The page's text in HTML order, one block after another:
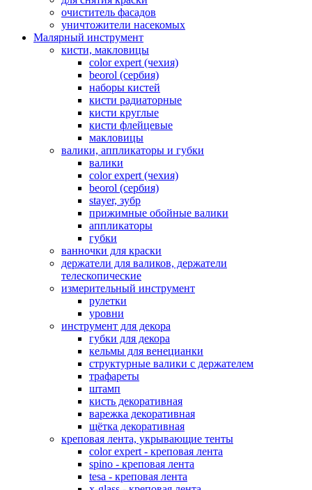
очиститель фасадов
уничтожители насекомых
Малярный инструмент
кисти, макловицы
color expert (чехия)
beorol (сербия)
наборы кистей
кисти радиаторные
кисти круглые
кисти флейцевые
макловицы
валики, аппликаторы и губки
валики
color expert (чехия)
beorol (сербия)
stayer, зубр
прижимные обойные валики
аппликаторы
губки
ванночки для краски
держатели для валиков, держатели
телескопические
измерительный инструмент
рулетки
уровни
инструмент для декора
губки для декора
кельмы для венецианки
структурные валики с держателем
трафареты
штамп
кисть декоративная
варежка декоративная
щётка декоративная
креповая лента, укрывающие тенты
color expert - креповая лента
spino - креповая лента
tesa - креповая лента